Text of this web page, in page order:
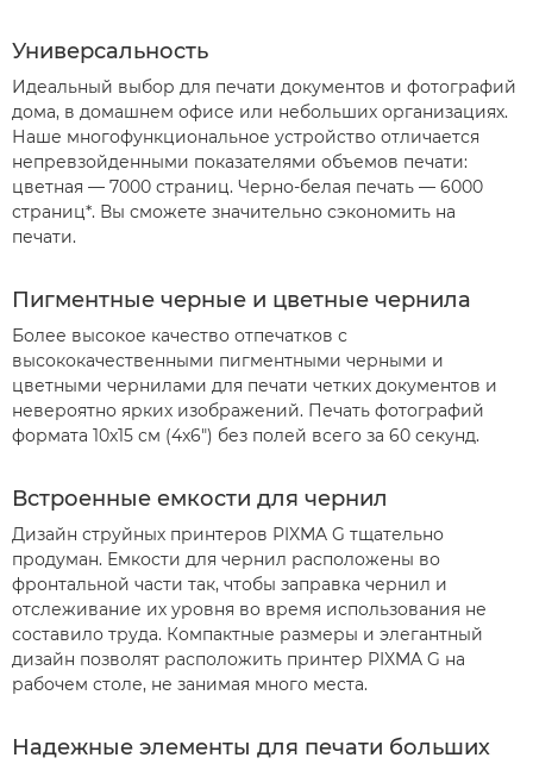
Универсальность
Идеальный выбор для печати документов и фотографий
дома, в домашнем офисе или небольших организациях.
Наше многофункциональное устройство отличается
непревзойденными показателями объемов печати:
цветная — 7000 страниц. Черно-белая печать — 6000
страниц*. Вы сможете значительно сэкономить на
печати.
Пигментные черные и цветные чернила
Более высокое качество отпечатков с
высококачественными пигментными черными и
цветными чернилами для печати четких документов и
невероятно ярких изображений. Печать фотографий
формата 10х15 см (4x6") без полей всего за 60 секунд.
Встроенные емкости для чернил
Дизайн струйных принтеров PIXMA G тщательно
продуман. Емкости для чернил расположены во
фронтальной части так, чтобы заправка чернил и
отслеживание их уровня во время использования не
составило труда. Компактные размеры и элегантный
дизайн позволят расположить принтер PIXMA G на
рабочем столе, не занимая много места.
Надежные элементы для печати больших